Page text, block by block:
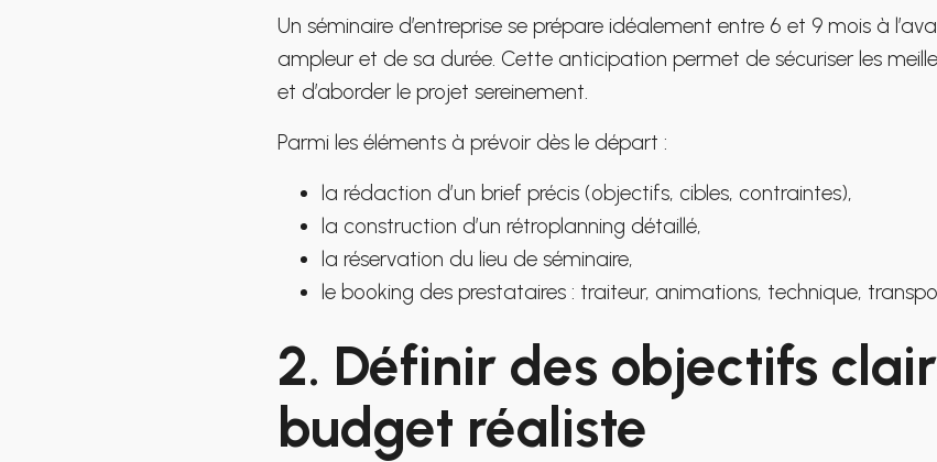
Un séminaire d’entreprise se prépare idéalement entre 6 et 9 mois à
ampleur et de sa durée. Cette anticipation permet de sécuriser les
et d’aborder le projet sereinement.
Parmi les éléments à prévoir dès le départ :
la rédaction d’un brief précis (objectifs, cibles, contraintes),
la construction d’un rétroplanning détaillé,
la réservation du lieu de séminaire,
le booking des prestataires : traiteur, animations, technique,
2. Définir des objectifs
budget réaliste